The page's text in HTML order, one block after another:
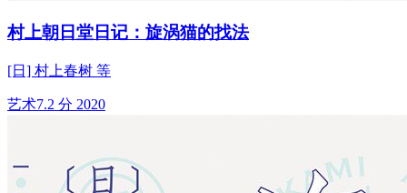
村上朝日堂日记：旋涡猫的找法
[日] 村上春树 等
艺术7.2 分 2020